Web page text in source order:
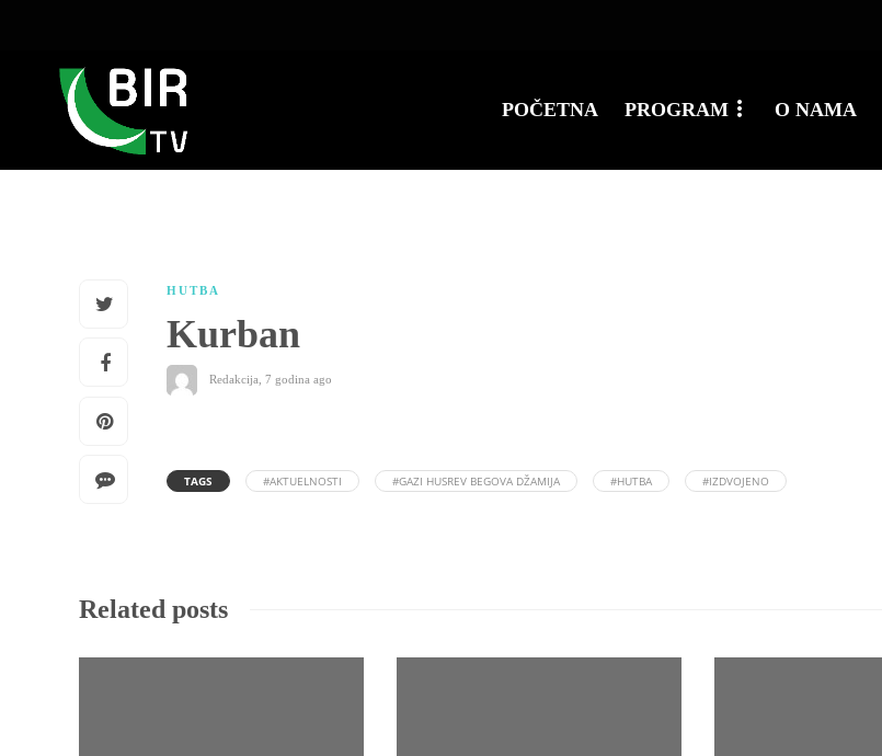
POČETNA PROGRAM O NAMA
HUTBA
Kurban
Redakcija 7 godina ago
TAGS #AKTUELNOSTI #GAZI HUSREV BEGOVA DŽAMIJA #HUTBA #IZDVOJENO
Related posts